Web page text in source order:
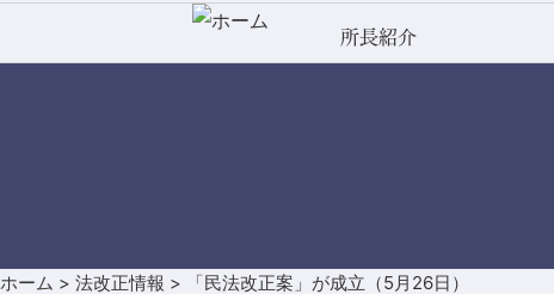
所長紹介
ホーム > 法改正情報 > 「民法改正案」が成立（5月26日）